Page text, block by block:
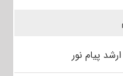
پیام نور